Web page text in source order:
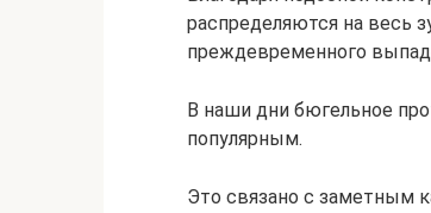
распределяются на весь
преждевременного
В наши дни бюгельное
популярным.
Это связано с заметным